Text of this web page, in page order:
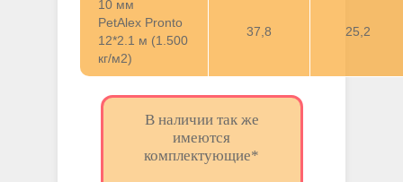
10 мм
PetAlex Pronto
12*2.1 м (1.500
кг/м2)
37,8 25,2
В наличии так же
имеются
комплектующие*